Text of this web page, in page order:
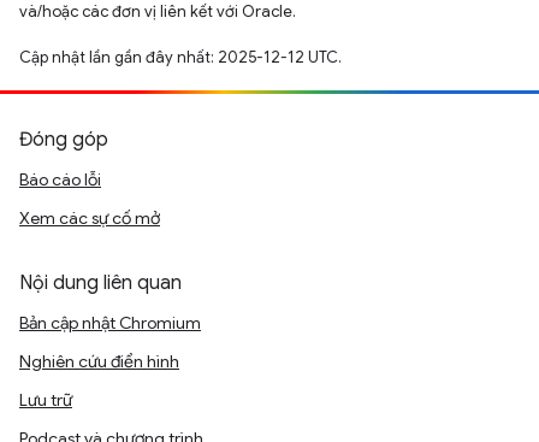
và/hoặc các đơn vị liên kết với Oracle.
Cập nhật lần gần đây nhất: 2025-12-12 UTC.
Đóng góp
Báo cáo lỗi
Xem các sự cố mở
Nội dung liên quan
Bản cập nhật Chromium
Nghiên cứu điển hình
Lưu trữ